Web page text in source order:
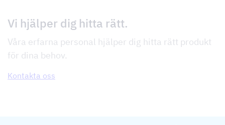
Vi hjälper dig hitta rätt.
Våra erfarna personal hjälper dig hitta rätt produkt
för dina behov.
Kontakta oss